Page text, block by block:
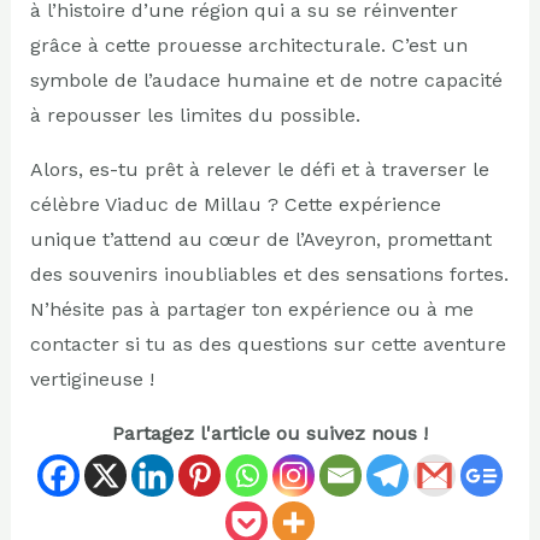
à l’histoire d’une région qui a su se réinventer
grâce à cette prouesse architecturale. C’est un
symbole de l’audace humaine et de notre capacité
à repousser les limites du possible.
Alors, es-tu prêt à relever le défi et à traverser le
célèbre Viaduc de Millau ? Cette expérience
unique t’attend au cœur de l’Aveyron, promettant
des souvenirs inoubliables et des sensations fortes.
N’hésite pas à partager ton expérience ou à me
contacter si tu as des questions sur cette aventure
vertigineuse !
Partagez l'article ou suivez nous !